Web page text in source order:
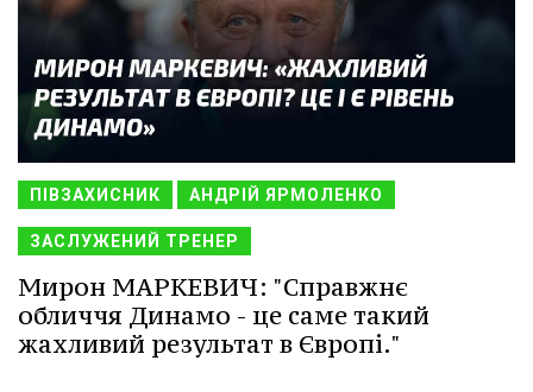
ПІВЗАХИСНИК АНДРІЙ ЯРМОЛЕНКО
ЗАСЛУЖЕНИЙ ТРЕНЕР
Мирон МАРКЕВИЧ: "Справжнє
обличчя Динамо - це саме такий
жахливий результат в Європі."